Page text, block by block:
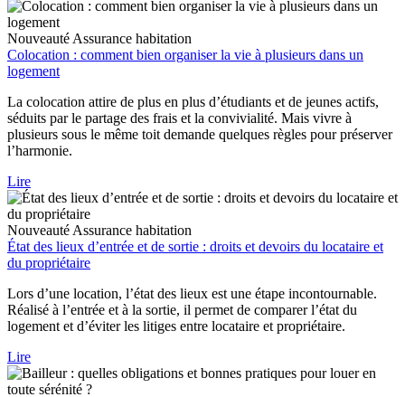
Nouveauté Assurance habitation
Colocation : comment bien organiser la vie à plusieurs dans un
logement
La colocation attire de plus en plus d’étudiants et de jeunes actifs,
séduits par le partage des frais et la convivialité. Mais vivre à
plusieurs sous le même toit demande quelques règles pour préserver
l’harmonie.
Lire
Nouveauté Assurance habitation
État des lieux d’entrée et de sortie : droits et devoirs du locataire et
du propriétaire
Lors d’une location, l’état des lieux est une étape incontournable.
Réalisé à l’entrée et à la sortie, il permet de comparer l’état du
logement et d’éviter les litiges entre locataire et propriétaire.
Lire